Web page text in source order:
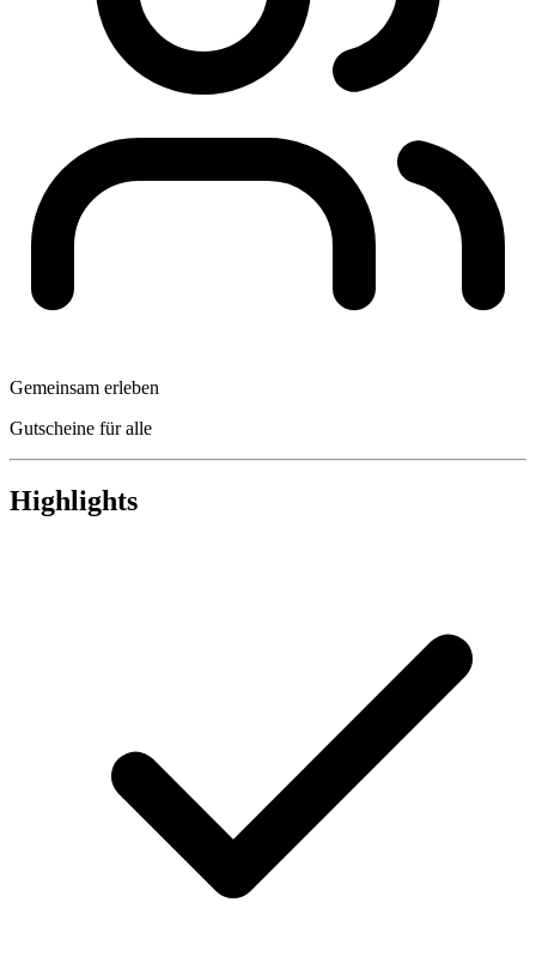
Gemeinsam erleben
Gutscheine für alle
Highlights